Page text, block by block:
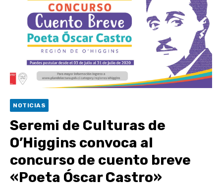
escuela comunitaria
Cóctel de Sábado: Emprendimiento y floricultura con María
Lina Fermandois y Luis Polanco
Seis comunas de O’Higgins inician la construcción
participativa del Plan Local de Restauración del Secano
Costero Nilahue
segunda clasificatoria
Retrospectiva 2026 | Capítulo 03: lessons on flight – Cecilia
Araneda
NOTICIAS
Seremi de Culturas de
O’Higgins convoca al
concurso de cuento breve
«Poeta Óscar Castro»